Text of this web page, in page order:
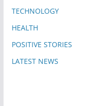
TECHNOLOGY
HEALTH
POSITIVE STORIES
LATEST NEWS